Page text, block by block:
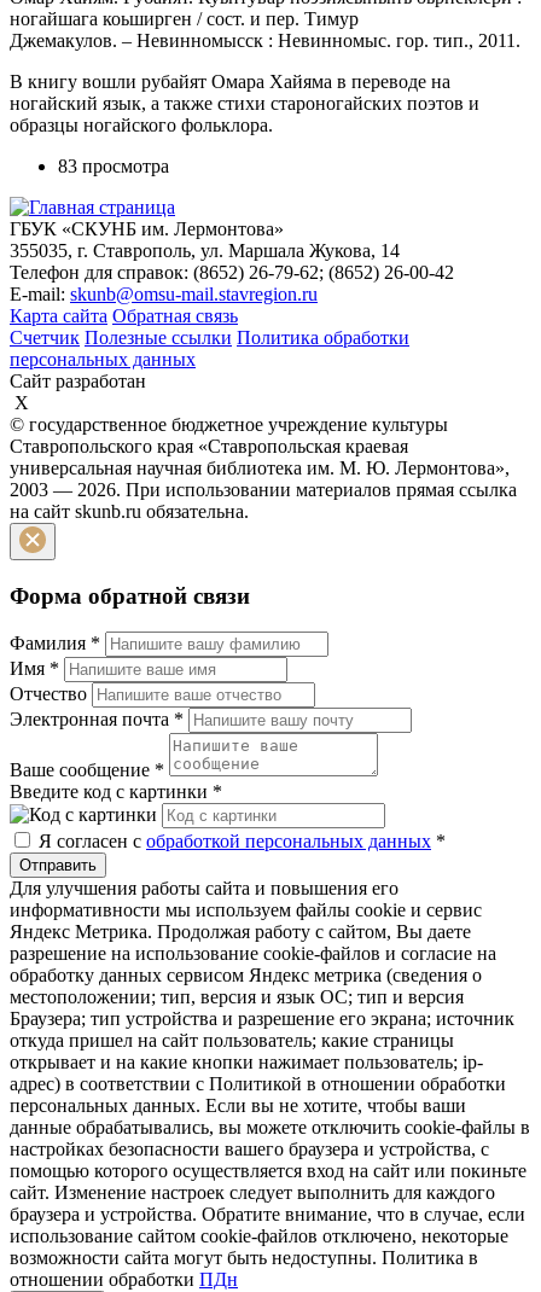
ногайшага коьширген / сост. и пер. Тимур
Джемакулов. – Невинномысск : Невинномыс. гор. тип., 2011.
В книгу вошли рубайят Омара Хайяма в переводе на
ногайский язык, а также стихи староногайских поэтов и
образцы ногайского фольклора.
83 просмотра
ГБУК «СКУНБ им. Лермонтова»
355035, г. Ставрополь, ул. Маршала Жукова, 14
Телефон для справок: (8652) 26-79-62; (8652) 26-00-42
E-mail: skunb@omsu-mail.stavregion.ru
Карта сайта Обратная связь
Счетчик Полезные ссылки Политика обработки
персональных данных
Сайт разработан
X
© государственное бюджетное учреждение культуры
Ставропольского края «Ставропольская краевая
универсальная научная библиотека им. М. Ю. Лермонтова»,
2003 — 2026. При использовании материалов прямая ссылка
на сайт skunb.ru обязательна.
Форма обратной связи
Фамилия *
Имя *
Отчество
Электронная почта *
Ваше сообщение *
Введите код с картинки *
Я согласен с обработкой персональных данных *
Отправить
Для улучшения работы сайта и повышения его
информативности мы используем файлы cookie и сервис
Яндекс Метрика. Продолжая работу с сайтом, Вы даете
разрешение на использование cookie-файлов и согласие на
обработку данных сервисом Яндекс метрика (сведения о
местоположении; тип, версия и язык ОС; тип и версия
Браузера; тип устройства и разрешение его экрана; источник
откуда пришел на сайт пользователь; какие страницы
открывает и на какие кнопки нажимает пользователь; ip-
адрес) в соответствии с Политикой в отношении обработки
персональных данных. Если вы не хотите, чтобы ваши
данные обрабатывались, вы можете отключить cookie-файлы в
настройках безопасности вашего браузера и устройства, с
помощью которого осуществляется вход на сайт или покиньте
сайт. Изменение настроек следует выполнить для каждого
браузера и устройства. Обратите внимание, что в случае, если
использование сайтом cookie-файлов отключено, некоторые
возможности сайта могут быть недоступны. Политика в
отношении обработки ПДн